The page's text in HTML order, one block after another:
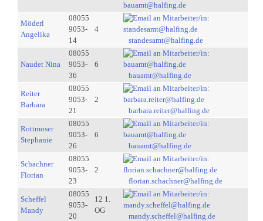
bauamt@halfing.de
Möderl
Angelika
08055
9053-
14
4
standesamt@halfing.de
Naudet Nina
08055
9053-
36
6
bauamt@halfing.de
Reiter
Barbara
08055
9053-
21
2
barbara.reiter@halfing.de
Rottmoser
Stephanie
08055
9053-
26
6
bauamt@halfing.de
Schachner
Florian
08055
9053-
23
2
florian.schachner@halfing.de
Scheffel
Mandy
08055
9053-
20
12 1.
OG
mandy.scheffel@halfing.de